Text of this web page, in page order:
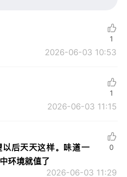
2026-06-03 10:53
1
2026-06-03 11:15
1
后天天这样。味道一
环境就值了
2026-06-03 11:29
0